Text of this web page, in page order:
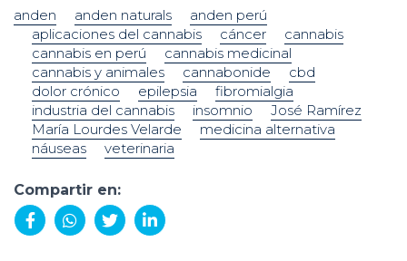
anden anden naturals
anden perú
aplicaciones del cannabis
cáncer
cannabis
cannabis en perú
cannabis medicinal
cannabis y animales
cannabonide
cbd
dolor crónico
epilepsia
fibromialgia
industria del cannabis
insomnio
José Ramírez
María Lourdes Velarde
medicina alternativa
náuseas
veterinaria
Compartir en:
CompartirCompartir
CompartirCompartir